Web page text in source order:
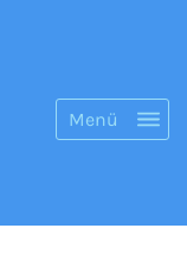
Menü